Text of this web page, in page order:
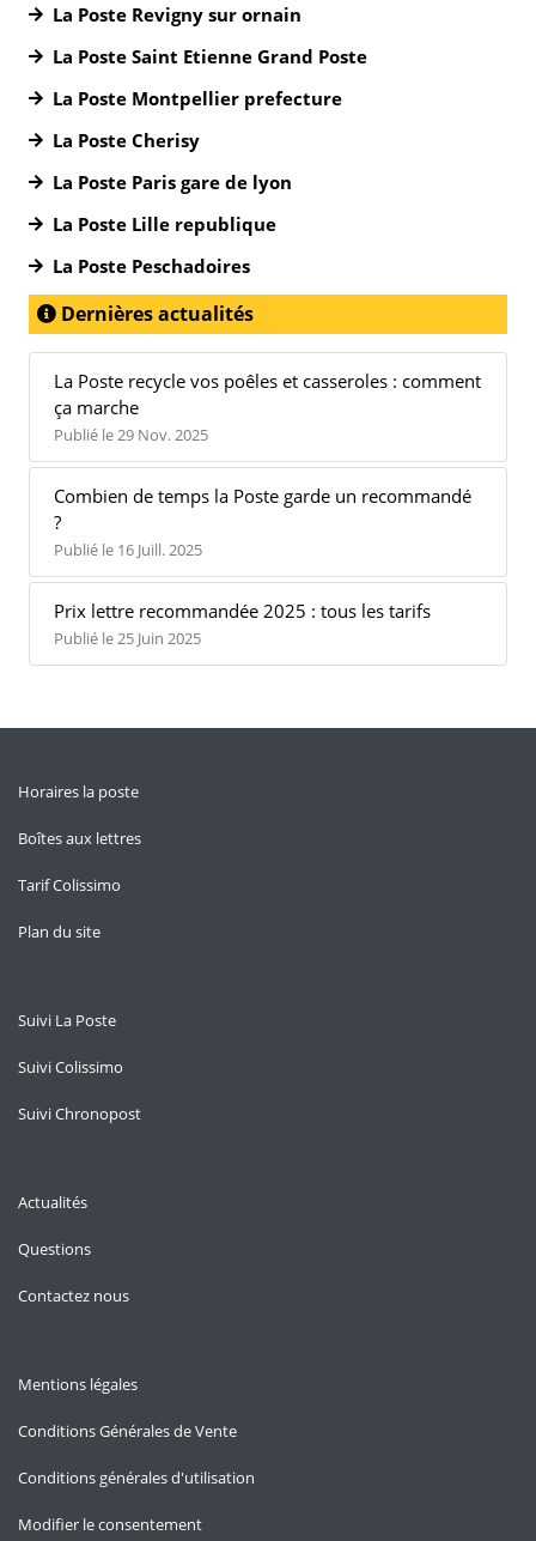
La Poste Revigny sur ornain
La Poste Saint Etienne Grand Poste
La Poste Montpellier prefecture
La Poste Cherisy
La Poste Paris gare de lyon
La Poste Lille republique
La Poste Peschadoires
Dernières actualités
La Poste recycle vos poêles et casseroles : comment
ça marche
Publié le 29 Nov. 2025
Combien de temps la Poste garde un recommandé
?
Publié le 16 Juill. 2025
Prix lettre recommandée 2025 : tous les tarifs
Publié le 25 Juin 2025
Horaires la poste
Boîtes aux lettres
Tarif Colissimo
Plan du site
Suivi La Poste
Suivi Colissimo
Suivi Chronopost
Actualités
Questions
Contactez nous
Mentions légales
Conditions Générales de Vente
Conditions générales d'utilisation
Modifier le consentement